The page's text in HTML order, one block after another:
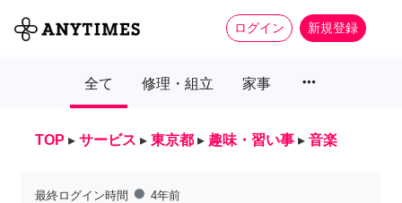
ログイン 新規登録
全て 修理・組立 家事 more_horiz
TOP ▸ サービス ▸ 東京都 ▸ 趣味・習い事 ▸ 音楽
最終ログイン時間 fiber_manual_record 4年前